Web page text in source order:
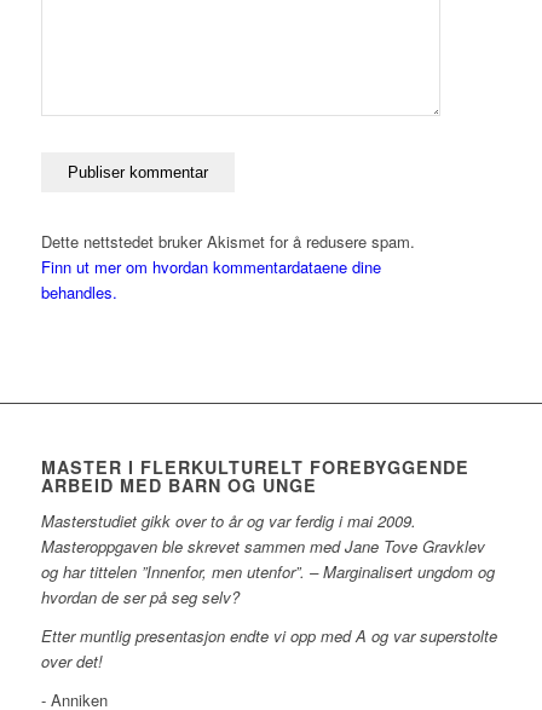
Dette nettstedet bruker Akismet for å redusere spam.
Finn ut mer om hvordan kommentardataene dine
behandles.
MASTER I FLERKULTURELT FOREBYGGENDE
ARBEID MED BARN OG UNGE
Masterstudiet gikk over to år og var ferdig i mai 2009.
Masteroppgaven ble skrevet sammen med Jane Tove Gravklev
og har tittelen ”Innenfor, men utenfor”. – Marginalisert ungdom og
hvordan de ser på seg selv?
Etter muntlig presentasjon endte vi opp med A og var superstolte
over det!
- Anniken